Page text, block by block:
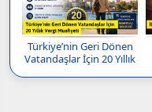
Türkiye’nin Geri Dönen
Vatandaşlar İçin 20 Yıllık